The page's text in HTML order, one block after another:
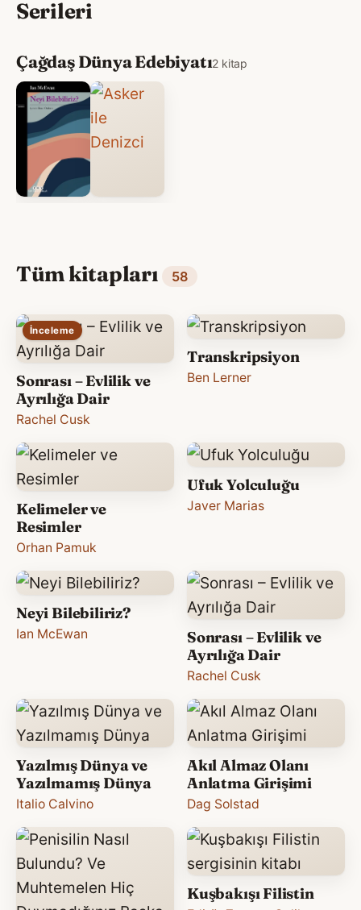
Serileri
Çağdaş Dünya Edebiyatı2 kitap
Tüm kitapları 58
İnceleme
Sonrası – Evlilik ve
Ayrılığa Dair
Rachel Cusk
Transkripsiyon
Ben Lerner
Kelimeler ve
Resimler
Orhan Pamuk
Ufuk Yolculuğu
Javer Marias
Neyi Bilebiliriz?
Ian McEwan
Sonrası – Evlilik ve
Ayrılığa Dair
Rachel Cusk
Yazılmış Dünya ve
Yazılmamış Dünya
Italio Calvino
Akıl Almaz Olanı
Anlatma Girişimi
Dag Solstad
Kuşbakışı Filistin